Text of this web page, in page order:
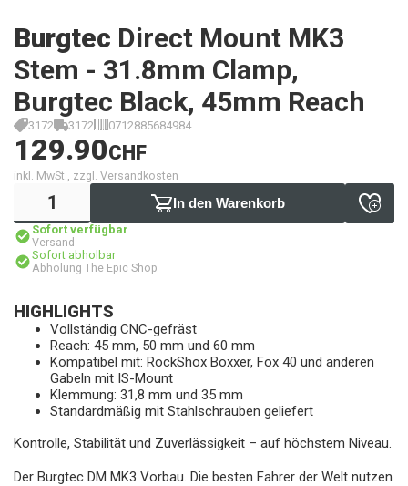
Burgtec Direct Mount MK3
Stem - 31.8mm Clamp,
Burgtec Black, 45mm Reach
3172 3172 0712885684984
129.90CHF
inkl. MwSt., zzgl. Versandkosten
In den Warenkorb
Sofort verfügbar
Versand
Sofort abholbar
Abholung The Epic Shop
HIGHLIGHTS
Vollständig CNC-gefräst
Reach: 45 mm, 50 mm und 60 mm
Kompatibel mit: RockShox Boxxer, Fox 40 und anderen
Gabeln mit IS-Mount
Klemmung: 31,8 mm und 35 mm
Standardmäßig mit Stahlschrauben geliefert
Kontrolle, Stabilität und Zuverlässigkeit – auf höchstem Niveau.
Der Burgtec DM MK3 Vorbau. Die besten Fahrer der Welt nutzen